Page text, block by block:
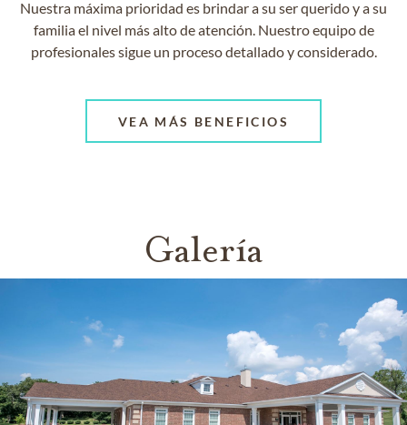
Nuestra máxima prioridad es brindar a su ser querido y a su
familia el nivel más alto de atención. Nuestro equipo de
profesionales sigue un proceso detallado y considerado.
VEA MÁS BENEFICIOS
Galería